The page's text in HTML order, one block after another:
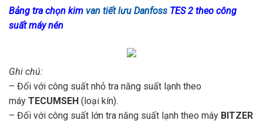
Bảng tra chọn kim van tiết lưu Danfoss TES 2 theo công
suất máy nén
Ghi chú:
– Đối với công suất nhỏ tra năng suất lạnh theo
máy TECUMSEH (loại kín).
– Đối với công suất lớn tra năng suất lạnh theo máy BITZER